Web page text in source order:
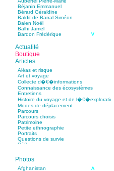
Béjanin Emmanuel
Bérard Géraldine
Baldit de Barral Siméon
Balen Noël
Balhi Jamel
Bardon Frédérique
Bastide Fabien
Baudin Julie
Baujard Jacques
Bazin Sylvain
Bellanger Marc
Bellec Hervé
Belleville Régis
Benestar Géraldine
Benoist Yann
Bertrand Jordane
Bertrandy Antoine
Bezsonov Youri
Bideau Michel-Cosme
Billard Yannick
Blanchet Anne-Lise
Bluntzer Christophe
Bobin Mathieu
Boch Anne-Laure
Boch Julie
Boillot Henri
Bonnem Éric
Boudart Jean-Louis
Actualité
Boutique
Articles
Aléas et risque
Art et voyage
Collecte d�€�informations
Connaissance des écosystèmes
Entretiens
Histoire du voyage et de l�€�exploration
Modes de déplacement
Parcours
Parcours choisis
Patrimoine
Petite ethnographie
Portraits
Questions de survie
Réflexions
Photos
Afghanistan